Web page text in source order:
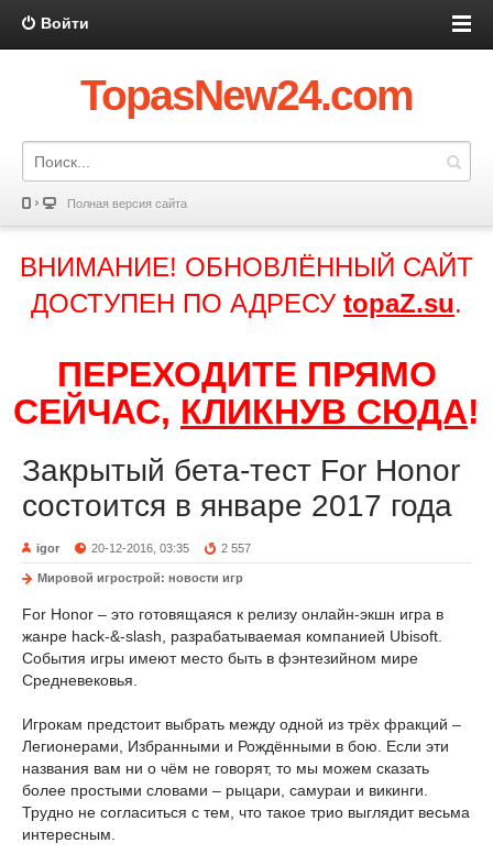
Войти
TopasNew24.com
Полная версия сайта
ВНИМАНИЕ! ОБНОВЛЁННЫЙ САЙТ
ДОСТУПЕН ПО АДРЕСУ topaZ.su.
ПЕРЕХОДИТЕ ПРЯМО
СЕЙЧАС, КЛИКНУВ СЮДА!
Закрытый бета-тест For Honor
состоится в январе 2017 года
igor 20-12-2016, 03:35 2 557
Мировой игрострой: новости игр
For Honor – это готовящаяся к релизу онлайн-экшн игра в
жанре hack-&-slash, разрабатываемая компанией Ubisoft.
События игры имеют место быть в фэнтезийном мире
Средневековья.
Игрокам предстоит выбрать между одной из трёх фракций –
Легионерами, Избранными и Рождёнными в бою. Если эти
названия вам ни о чём не говорят, то мы можем сказать
более простыми словами – рыцари, самураи и викинги.
Трудно не согласиться с тем, что такое трио выглядит весьма
интересным.